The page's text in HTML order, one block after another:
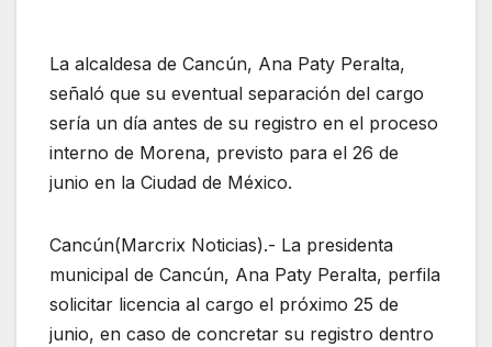
La alcaldesa de Cancún, Ana Paty Peralta,
señaló que su eventual separación del cargo
sería un día antes de su registro en el proceso
interno de Morena, previsto para el 26 de
junio en la Ciudad de México.
Cancún(Marcrix Noticias).- La presidenta
municipal de Cancún, Ana Paty Peralta, perfila
solicitar licencia al cargo el próximo 25 de
junio, en caso de concretar su registro dentro